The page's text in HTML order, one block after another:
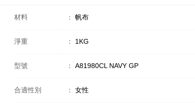
材料 ： 帆布
淨重 ： 1KG
型號 ： A81980CL NAVY GP
合適性別 ： 女性